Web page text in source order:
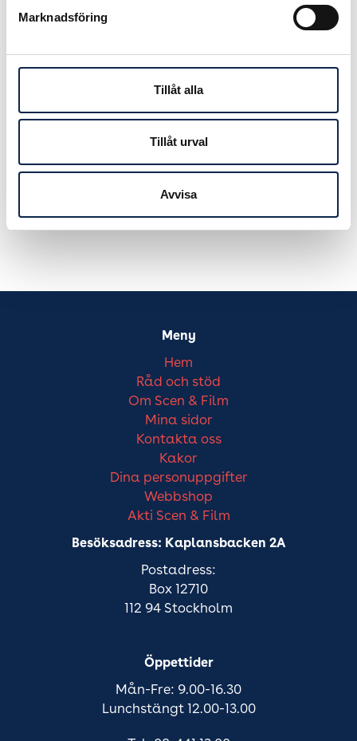
Marknadsföring
Tillåt alla
Tillåt urval
Avvisa
Kulturborgarrådet Madeleine
Sjöstedt (FP) har avböjt att närvara.
Publicerad:2013-11-15
Meny
Hem
Råd och stöd
Om Scen & Film
Mina sidor
Kontakta oss
Kakor
Dina personuppgifter
Webbshop
Akti Scen & Film
Besöksadress: Kaplansbacken 2A
Postadress:
Box 12710
112 94 Stockholm
Öppettider
Mån-Fre: 9.00-16.30
Lunchstängt 12.00-13.00